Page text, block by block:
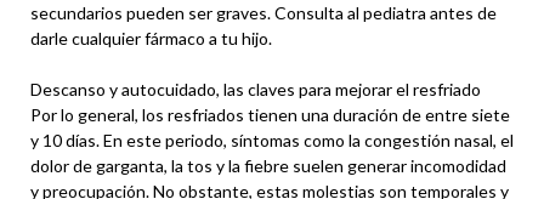
secundarios pueden ser graves. Consulta al pediatra antes de
darle cualquier fármaco a tu hijo.
Descanso y autocuidado, las claves para mejorar el resfriado
Por lo general, los resfriados tienen una duración de entre siete
y 10 días. En este periodo, síntomas como la congestión nasal, el
dolor de garganta, la tos y la fiebre suelen generar incomodidad
y preocupación. No obstante, estas molestias son temporales y